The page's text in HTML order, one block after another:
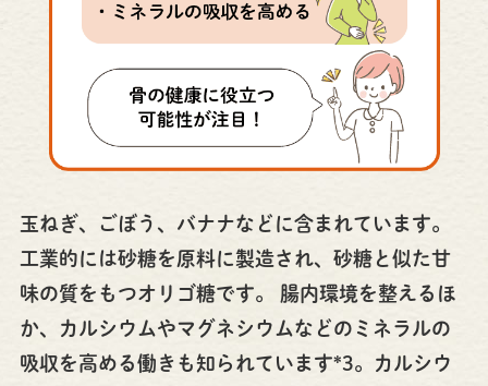
玉ねぎ、ごぼう、バナナなどに含まれています。
工業的には砂糖を原料に製造され、砂糖と似た甘
味の質をもつオリゴ糖です。 腸内環境を整えるほ
か、カルシウムやマグネシウムなどのミネラルの
吸収を高める働きも知られています*3。カルシウ